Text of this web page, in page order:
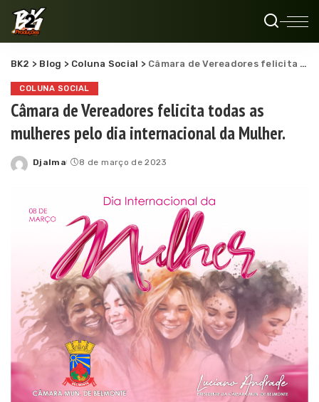
BK2 > Blog > Coluna Social > Câmara de Vereadores felicita todas as mulheres pelo dia internacional da Mulher.
COLUNA SOCIAL
Câmara de Vereadores felicita todas as
mulheres pelo dia internacional da Mulher.
Posted
Djalma 8 de março de 2023